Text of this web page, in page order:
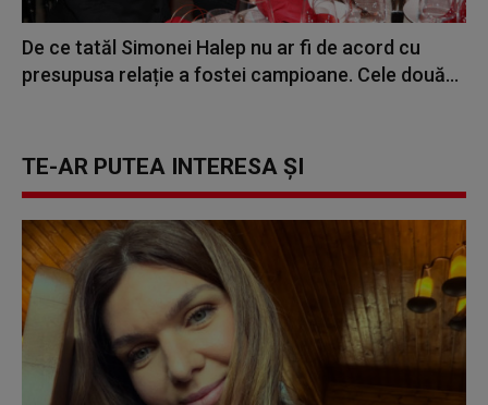
De ce tatăl Simonei Halep nu ar fi de acord cu
presupusa relație a fostei campioane. Cele două...
TE-AR PUTEA INTERESA ȘI